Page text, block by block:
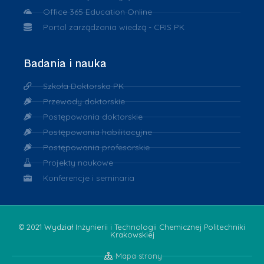
Office 365 Education Online
Portal zarządzania wiedzą - CRIS PK
Badania i nauka
Szkoła Doktorska PK
Przewody doktorskie
Postępowania doktorskie
Postępowania habilitacyjne
Postępowania profesorskie
Projekty naukowe
Konferencje i seminaria
© 2021 Wydział Inżynierii i Technologii Chemicznej Politechniki
Krakowskiej
Mapa strony